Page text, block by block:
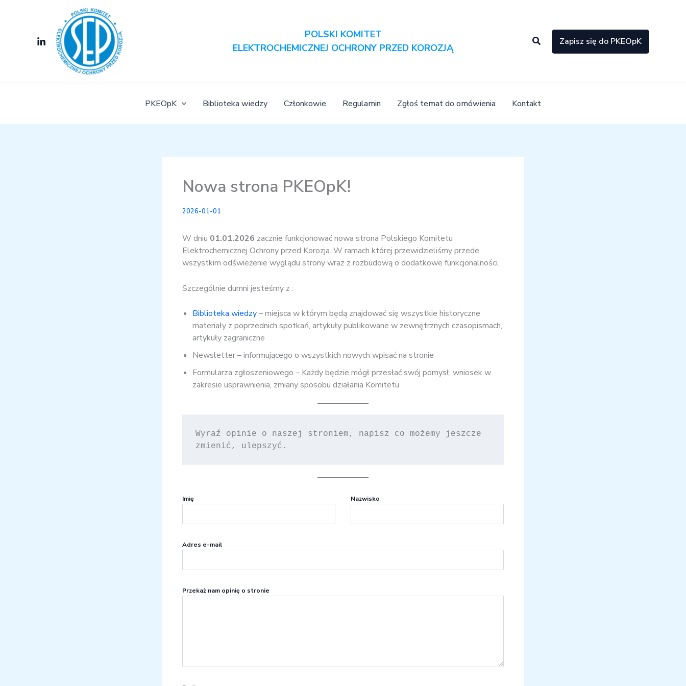
POLSKI KOMITET
ELEKTROCHEMICZNEJ OCHRONY PRZED KOROZJĄ
Szukaj Zapisz się do PKEOpK
PKEOpK Biblioteka wiedzy Członkowie Regulamin Zgłoś temat do omówienia Kontakt
Nowa strona PKEOpK!
2026-01-01
W dniu 01.01.2026 zacznie funkcjonować nowa strona Polskiego Komitetu
Elektrochemicznej Ochrony przed Korozja. W ramach której przewidzieliśmy przede
wszystkim odświeżenie wyglądu strony wraz z rozbudową o dodatkowe funkcjonalności.
Szczególnie dumni jesteśmy z :
Biblioteka wiedzy– miejsca w którym będą znajdować się wszystkie historyczne
materiały z poprzednich spotkań, artykuły publikowane w zewnętrznych czasopismach,
artykuły zagraniczne
Newsletter – informującego o wszystkich nowych wpisać na stronie
Formularza zgłoszeniowego – Każdy będzie mógł przesłać swój pomysł, wniosek w
zakresie usprawnienia, zmiany sposobu działania Komitetu
Wyraź opinie o naszej stroniem, napisz co możemy jeszcze
zmienić, ulepszyć.
Imię Nazwisko
Adres e-mail
Przekaż nam opinię o stronie